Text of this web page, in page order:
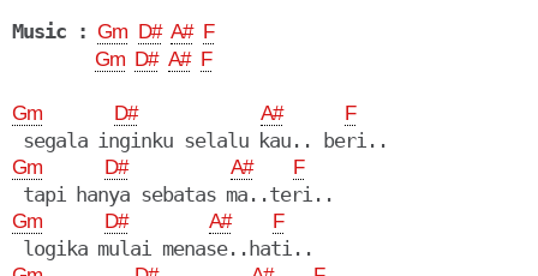
Music : Gm D# A# F
Gm D# A# F
Gm D# A# F
Gm D# A# F
Gm D# A# F